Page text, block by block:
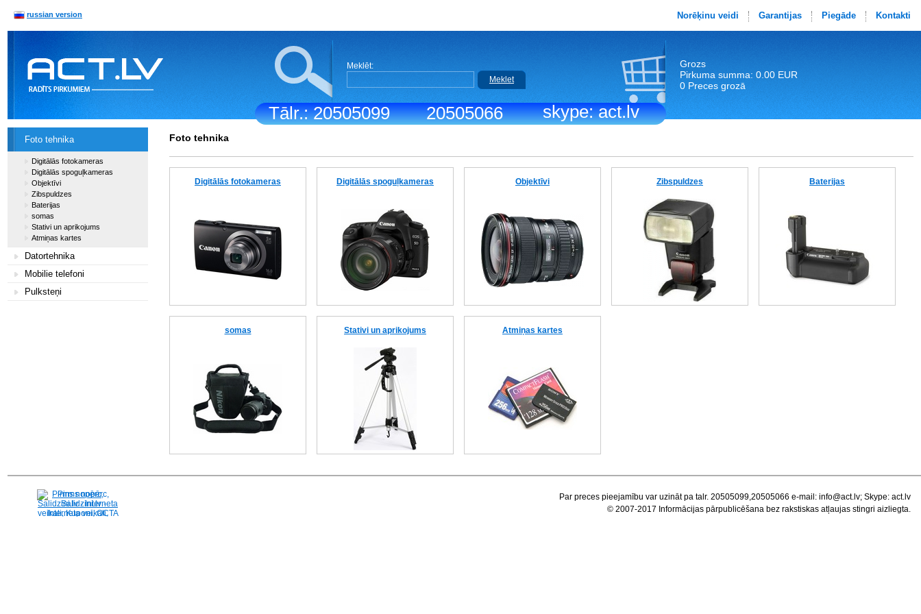
Tālr.: 20505099 20505066 skype: act.lv
russian version Norēķinu veidi Garantijas Piegāde Kontakti
Meklēt:
Meklet
Grozs
Pirkuma summa: 0.00 EUR
0 Preces grozā
Foto tehnika
Digitālās fotokameras
Digitālās spoguļkameras
Objektīvi
Zibspuldzes
Baterijas
somas
Stativi un aprikojums
Atmiņas kartes
Datortehnika
Mobilie telefoni
Pulksteņi
Foto tehnika
Digitālās fotokameras Digitālās spoguļkameras Objektīvi Zibspuldzes Baterijas
somas Stativi un aprikojums Atmiņas kartes
Pirms nopērc,
Salidzini.lv - Interneta
veikali, Kuponi, OCTA
Par preces pieejamību var uzināt pa talr. 20505099,20505066 e-mail: info@act.lv; Skype: act.lv
© 2007-2017 Informācijas pārpublicēšana bez rakstiskas atļaujas stingri aizliegta.